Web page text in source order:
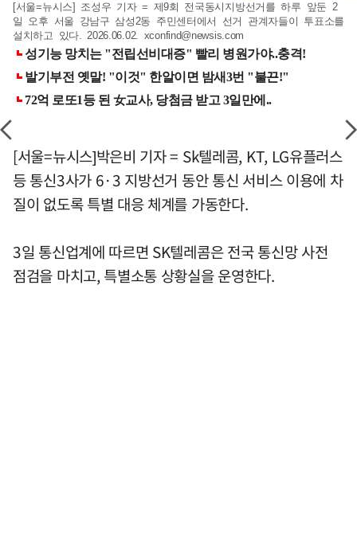
[서울=뉴시스] 조성우 기자 = 제9회 전국동시지방선거를 하루 앞둔 2
일 오후 서울 강남구 삼성2동 주민센터에서 선거 관계자들이 투표소를
설치하고 있다. 2026.06.02. xconfind@newsis.com
[서울=뉴시스]박은비 기자 = Sk텔레콤, KT, LG유플러스
등 통신3사가 6·3 지방선거 동안 통신 서비스 이용에 차
질이 없도록 특별 대응 체계를 가동한다.
3일 통신업계에 따르면 SK텔레콤은 전국 통신망 사전
점검을 마치고, 특별소통 상황실을 운영한다.